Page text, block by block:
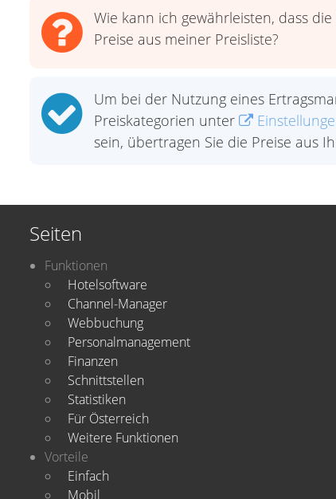
Wie kann ich gewährleisten, dass
Preise aus meiner Preisliste?
Um bei der Nutzung eines
Preiskategorien unter
sein, übertragen Sie die Preise aus
Seiten
Funktionen
Hotelsoftware
Channel-Manager
Webbuchung
Personalmanagement
Finanzen
Schnittstellen
Statistiken
Für Österreich
Weitere Funktionen
Vorteile
Einfach
Mobil